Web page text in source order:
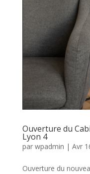
Ouverture du
Lyon 4
par wpadmin | Avr
Ouverture du